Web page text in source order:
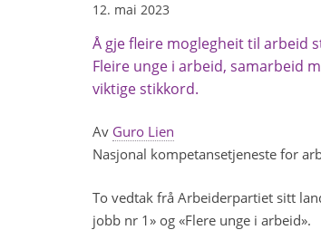
12. mai 2023
Å gje fleire moglegheit til arbeid
Fleire unge i arbeid, samarbeid
viktige stikkord.
Av Guro Lien
Nasjonal kompetansetjeneste for
To vedtak frå Arbeiderpartiet sitt
jobb nr 1» og «Flere unge i arbeid».